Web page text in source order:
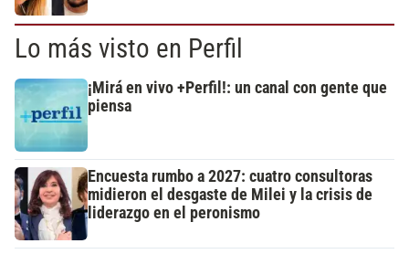
Lo más visto en Perfil
¡Mirá en vivo +Perfil!: un canal con gente que
piensa
Encuesta rumbo a 2027: cuatro consultoras
midieron el desgaste de Milei y la crisis de
liderazgo en el peronismo